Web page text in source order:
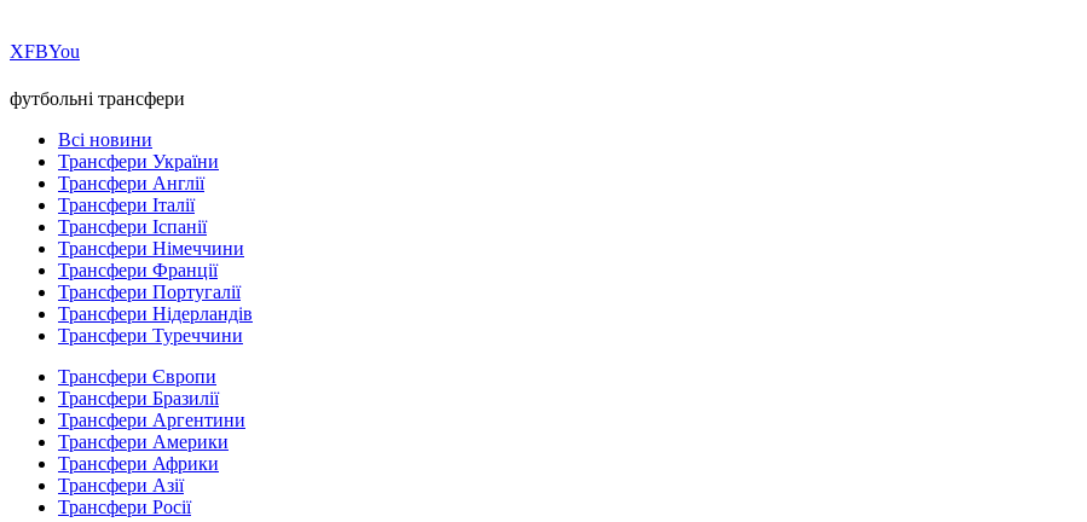
ХFBYou
футбольні трансфери
Всі новини
Трансфери України
Трансфери Англії
Трансфери Італії
Трансфери Іспанії
Трансфери Німеччини
Трансфери Франції
Трансфери Португалії
Трансфери Нідерландів
Трансфери Туреччини
Трансфери Європи
Трансфери Бразилії
Трансфери Аргентини
Трансфери Америки
Трансфери Африки
Трансфери Азії
Трансфери Росії